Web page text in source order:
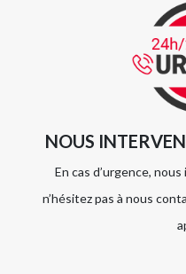
NOUS
En cas d’urgence,
n’hésitez pas à nous